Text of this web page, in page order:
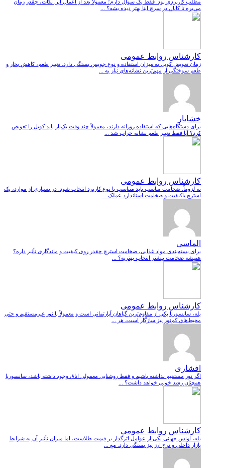
مطلب کاربردی بود. فقط یک سوال دارم؛ معمولا بعد از اعمال این نکات، چقدر زمان
می‌بره تا کانال در سرچ ایتا بهتر دیده بشه؟ ...
کارشناس روابط عمومی
زمان تعویض کویل به میزان استفاده و نوع جویس بستگی دارد. تغییر طعم، کاهش بخار و
طعم سوختگی از مهم‌ترین نشانه‌های نیاز به ...
خشایار
برای دستگاه‌هایی که استفاده روزانه دارند، معمولاً چند وقت یک‌بار باید کویل را تعویض
کرد؟ آیا فقط تغییر طعم نشانه خراب شد ...
کارشناس روابط عمومی
نه لزوماً. ضخامت مناسب باید متناسب با نوع کاربرد انتخاب شود. در بسیاری از موارد، یک
استرچ باکیفیت و ضخامت استاندارد عملک ...
الماسی
برای بسته‌بندی مواد غذایی، ضخامت استرچ چقدر روی کیفیت و ماندگاری تأثیر داره؟
همیشه ضخامت بیشتر انتخاب بهتریه؟ ...
کارشناس روابط عمومی
بله، سانسوریا یکی از مقاوم‌ترین گیاهان آپارتمانی است و معمولاً با نور غیرمستقیم و حتی
محیط‌های کم‌نور نیز سازگار است، هر ...
افشاری
اگر نور مستقیم نداشته باشیم و فقط روشنایی معمولی اتاق وجود داشته باشد، سانسوریا
همچنان رشد خوبی خواهد داشت؟ ...
کارشناس روابط عمومی
بله، اونس جهانی یکی از عوامل اثرگذار بر قیمت طلاست، اما میزان تأثیر آن به شرایط
بازار داخلی و نرخ ارز نیز بستگی دارد. مع ...